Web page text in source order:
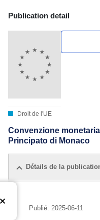
Publication
Publication detail
Droit de l'UE
Convenzione
Principato di Monaco
Détails de la
Publié: 2025-06-11